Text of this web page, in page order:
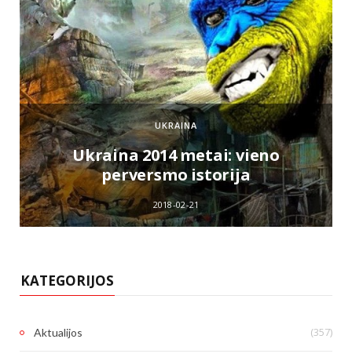
UKRAINA
Ukraina 2014 metai: vieno
perversmo istorija
2018-02-21
KATEGORIJOS
Aktualijos (357)